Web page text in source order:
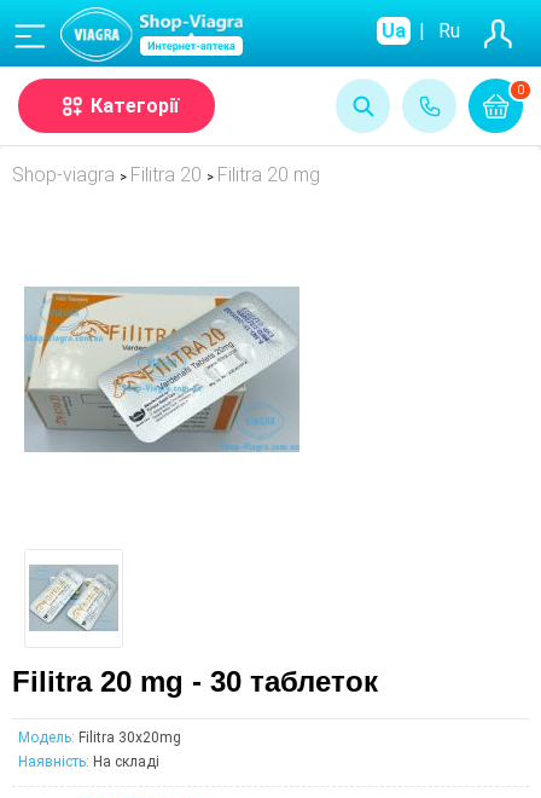
0
(068) Ua | Ru
Категорії
Shop-viagra > Filitra 20 > Filitra 20 mg
Filitra 20 mg - 30 таблеток
Модель: Filitra 30x20mg
Наявність: На складі